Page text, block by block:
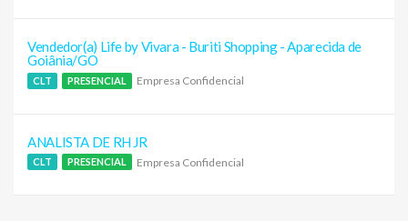
Vendedor(a) Life by Vivara - Buriti Shopping - Aparecida de
Goiânia/GO
CLT PRESENCIAL Empresa Confidencial
ANALISTA DE RH JR
CLT PRESENCIAL Empresa Confidencial